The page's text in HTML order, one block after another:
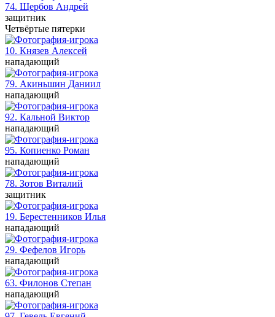
74. Щербов Андрей
защитник
Четвёртые пятерки
10. Князев Алексей
нападающий
79. Акиньшин Даниил
нападающий
92. Кальной Виктор
нападающий
95. Копиенко Роман
нападающий
78. Зотов Виталий
защитник
19. Берестенников Илья
нападающий
29. Фефелов Игорь
нападающий
63. Филонов Степан
нападающий